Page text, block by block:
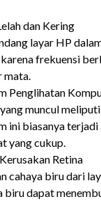
dan Kering
layar HP
frekuensi
mata.
Penglihatan
muncul
ini biasanya
yang cukup.
Retina
cahaya biru dari
biru dapat